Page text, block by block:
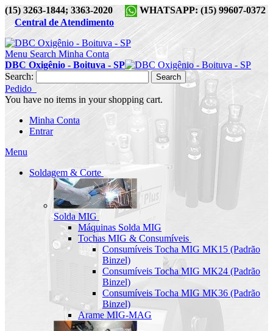
(15) 3263-1844; 3363-2020
WHATSAPP: (15) 99607-0372
Central de Atendimento
Menu Search Minha Conta
DBC Oxigênio - Boituva - SP
Search:
Search
Pedido
You have no items in your shopping cart.
Minha Conta
Entrar
Menu
Soldagem & Corte
Solda MIG
Máquinas Solda MIG
Tochas MIG & Consumíveis
Consumíveis Tocha MIG MK15 (Padrão
Binzel)
Consumíveis Tocha MIG MK24 (Padrão
Binzel)
Consumíveis Tocha MIG MK36 (Padrão
Binzel)
Arame MIG-MAG